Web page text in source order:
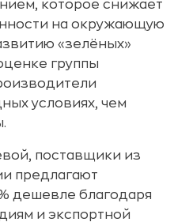
которое снижает
на окружающую
«зелёных»
группы
условиях, чем
поставщики из
предлагают
дешевле благодаря
и экспортной